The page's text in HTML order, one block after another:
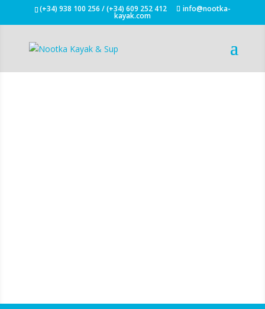
(+34) 938 100 256 / (+34) 609 252 412 info@nootka-
kayak.com